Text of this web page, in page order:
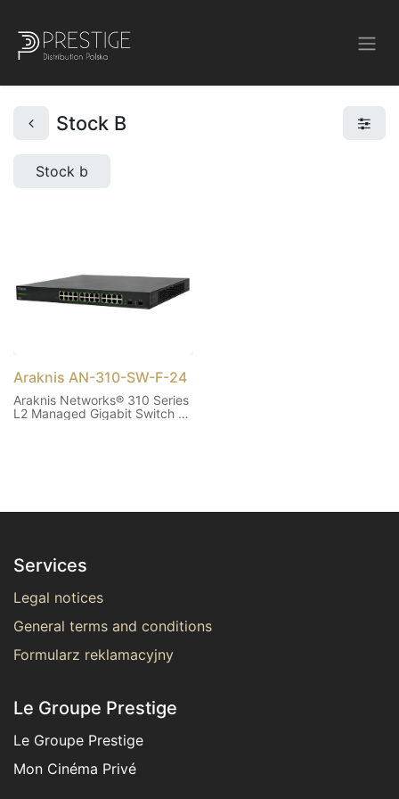
Stock B
Stock b
Araknis AN-310-SW-F-24
Araknis Networks® 310 Series
L2 Managed Gigabit Switch |
Services
Legal notices
General terms and conditions
Formularz reklamacyjny
Le Groupe Prestige
Le Groupe Prestige
Mon Cinéma Privé